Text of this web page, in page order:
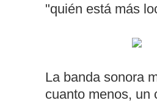
"quién está más
La banda sonora
cuanto menos, un